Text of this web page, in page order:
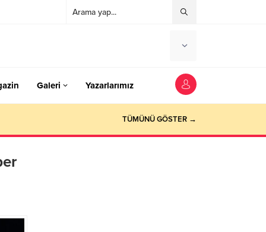
Galeri Yazarlarımız
TÜMÜNÜ GÖSTER →